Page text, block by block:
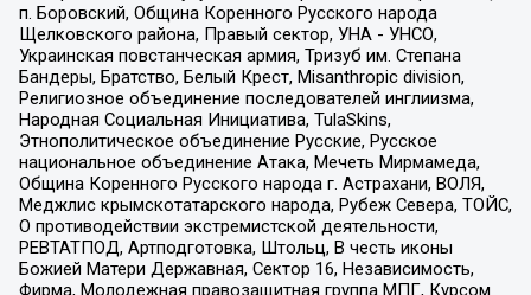
п. Боровский, Община Коренного Русского народа
Щелковского района, Правый сектор, УНА - УНСО,
Украинская повстанческая армия, Тризуб им. Степана
Бандеры, Братство, Белый Крест, Misanthropic division,
Религиозное объединение последователей инглиизма,
Народная Социальная Инициатива, TulaSkins,
Этнополитическое объединение Русские, Русское
национальное объединение Атака, Мечеть Мирмамеда,
Община Коренного Русского народа г. Астрахани, ВОЛЯ,
Меджлис крымскотатарского народа, Рубеж Севера, ТОЙС,
О противодействии экстремистской деятельности,
РЕВТАТПОД, Артподготовка, Штольц, В честь иконы
Божией Матери Державная, Сектор 16, Независимость,
Фирма, Молодежная правозащитная группа МПГ, Курсом